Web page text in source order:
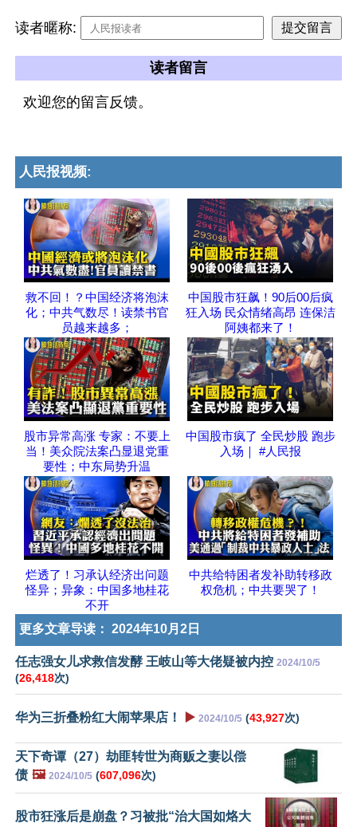
读者暱称:
读者留言
欢迎您的留言反馈。
人民报视频:
救不回！？中国经济将泡沫
化；中共气数尽！读禁书官
员越来越多；
中国股市狂飙！90后00后疯
狂入场 民众情绪高昂 连保洁
阿姨都来了！
股市异常高涨 专家：不要上
当！美众院法案凸显退党重
要性；中东局势升温
中国股市疯了 全民炒股 跑步
入场｜ #人民报
烂透了！习承认经济出问题
怪异；异象：中国多地桂花
不开
中共给特困者发补助转移政
权危机；中共要哭了！
更多文章导读： 2024年10月2日
任志强女儿求救信发酵 王岐山等大佬疑被内控 2024/10/5
(26,418次)
华为三折叠粉红大闹苹果店！ ▶️ 2024/10/5 (43,927次)
天下奇谭（27）劫匪转世为商贩之妻以偿
债 🖼️ 2024/10/5 (607,096次)
股市狂涨后是崩盘？习被批“治大国如烙大